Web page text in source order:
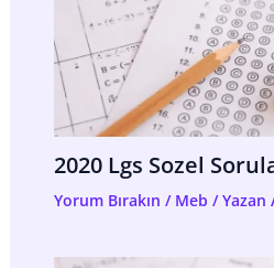
2020 Lgs Sozel
Yorum Bırakın / Meb / Yazan